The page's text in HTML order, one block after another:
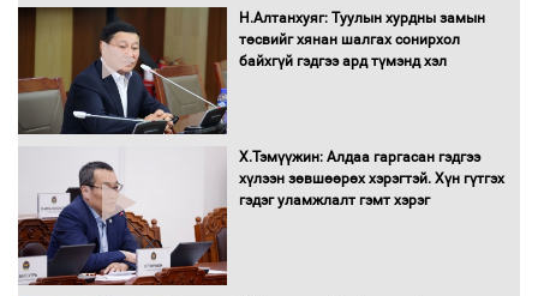
чөдөр болж буй хууль, эрхзүйн орчныг
шинэчилнэ
чиглэлийн төмөр замыг ашиглалтад
оруулахаар бэлтгэж байна
Н.Алтанхуяг: Туулын хурдны замын
төсвийг хянан шалгах сонирхол
байхгүй гэдгээ ард түмэнд хэл
Х.Тэмүүжин: Алдаа гаргасан гэдгээ
хүлээн зөвшөөрөх хэрэгтэй. Хүн гүтгэх
гэдэг уламжлалт гэмт хэрэг